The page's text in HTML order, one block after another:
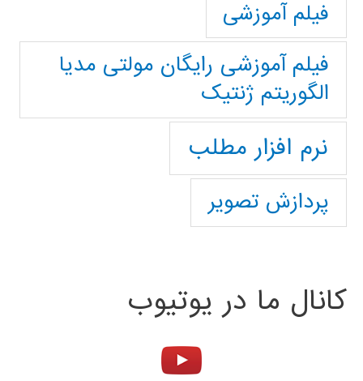
فیلم آموزشی
فیلم آموزشی رایگان مولتی مدیا
الگوریتم ژنتیک
نرم افزار مطلب
پردازش تصویر
کانال ما در یوتیوب